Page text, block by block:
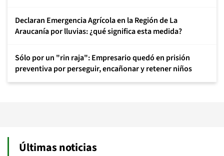
Declaran Emergencia Agrícola en la Región de La
Araucanía por lluvias: ¿qué significa esta medida?
Sólo por un "rin raja": Empresario quedó en prisión
preventiva por perseguir, encañonar y retener niños
Últimas noticias